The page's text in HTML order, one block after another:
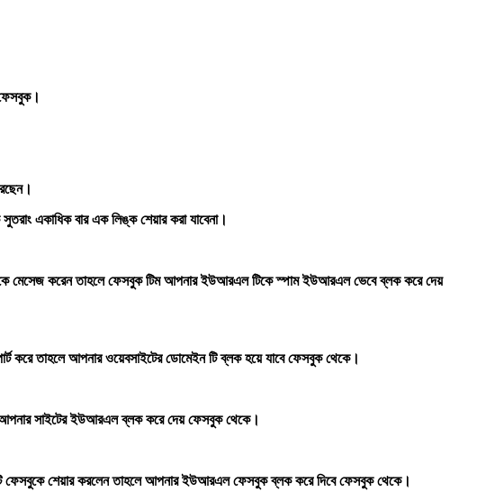
একাধিক বার এক লিঙ্ক শেয়ার করা যাবেনা।
মেসেজ করেন তাহলে ফেসবুক টিম আপনার ইউআরএল টিকে স্পাম ইউআরএল ভেবে ব্লক করে দেয়
করে তাহলে আপনার ওয়েবসাইটের ডোমেইন টি ব্লক হয়ে যাবে ফেসবুক থেকে।
আপনার সাইটের ইউআরএল ব্লক করে দেয় ফেসবুক থেকে।
ফেসবুকে শেয়ার করলেন তাহলে আপনার ইউআরএল ফেসবুক ব্লক করে দিবে ফেসবুক থেকে।